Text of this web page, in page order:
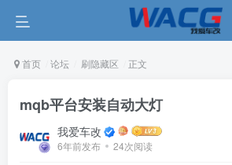
首页 论坛 刷隐藏区 正文
mqb平台安装自动大灯
我爱车改
6年前发布 24次阅读